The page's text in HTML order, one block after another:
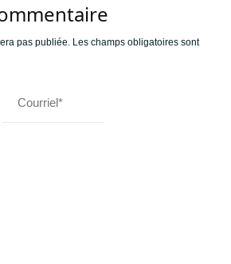
pas publiée. Les champs obligatoires sont